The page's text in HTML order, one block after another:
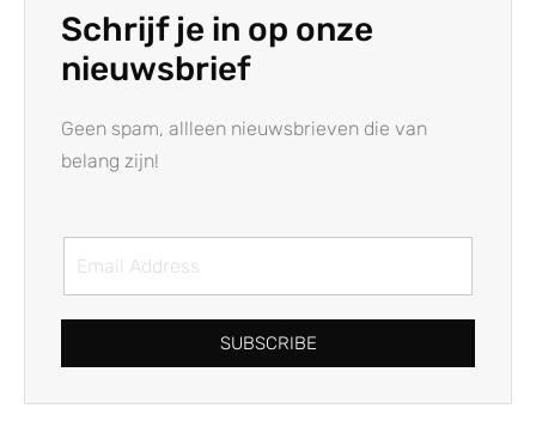
Schrijf je in op onze
nieuwsbrief
Geen spam, allleen nieuwsbrieven die van
belang zijn!
SUBSCRIBE